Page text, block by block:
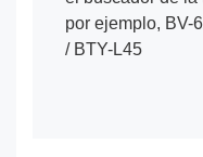
por ejemplo, BV-
/ BTY-L45